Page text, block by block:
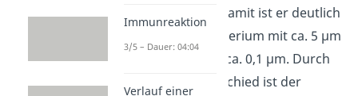
und 60 µm groß. Damit ist er deutlich
größer als ein Bakterium mit ca. 5 µm
oder ein Virus mit ca. 0,1 µm. Durch
den Größenunterschied ist der
Immunreaktion
3/5 – Dauer: 04:04
Verlauf einer